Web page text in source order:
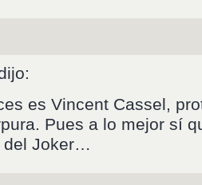
es Vincent Cassel,
Pues a lo mejor sí
del Joker…